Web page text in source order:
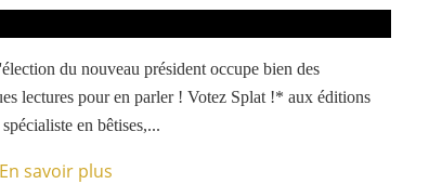
du nouveau président occupe bien des
lectures pour en parler ! Votez Splat !* aux éditions
en bêtises,...
En savoir plus